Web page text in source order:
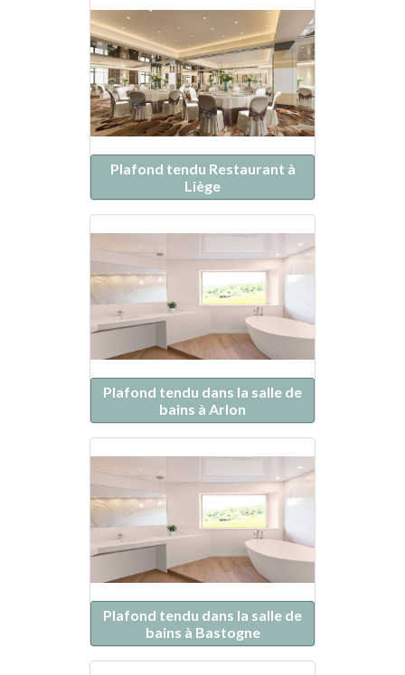
Plafond tendu Restaurant à
Liège
Plafond tendu dans la salle de
bains à Arlon
Plafond tendu dans la salle de
bains à Bastogne